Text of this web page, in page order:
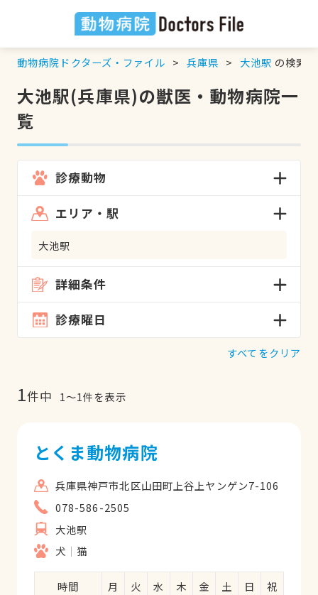
動物病院ドクターズ・ファイル 兵庫県 大池駅 の検索
大池駅(兵庫県)の獣医・動物病院一
覧
診療動物
エリア・駅
大池駅
詳細条件
診療曜日
すべてをクリア
1件中 1〜1件を表示
とくま動物病院
兵庫県神戸市北区山田町上谷上ヤンゲン7-106
078-586-2505
大池駅
犬
猫
時間 月 火 水 木 金 土 日
祝